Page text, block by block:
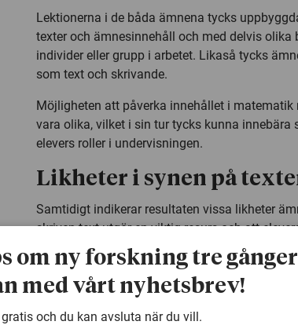
Lektionerna i de båda ämnena tycks
texter och ämnesinnehåll och med delvis olika
individer eller grupp i arbetet. Likaså tycks
som text och skrivande.
Möjligheten att påverka innehållet i matematik
vara olika, vilket i sin tur tycks kunna innebära
elevers roller i undervisningen.
Likheter i synen på
Samtidigt indikerar resultaten vissa likheter
skriven text utgör en viktig resurs och att
viktig i både matematik- och historieämnena.
En viktig likhet är också att de texter som
som fakta och redskap för att lära in. Däremot
förhållningssätt till texter vara mer ovanligt i
om ny forskning tre
med vårt nyhetsbrev!
gratis och du kan avsluta när du vill.